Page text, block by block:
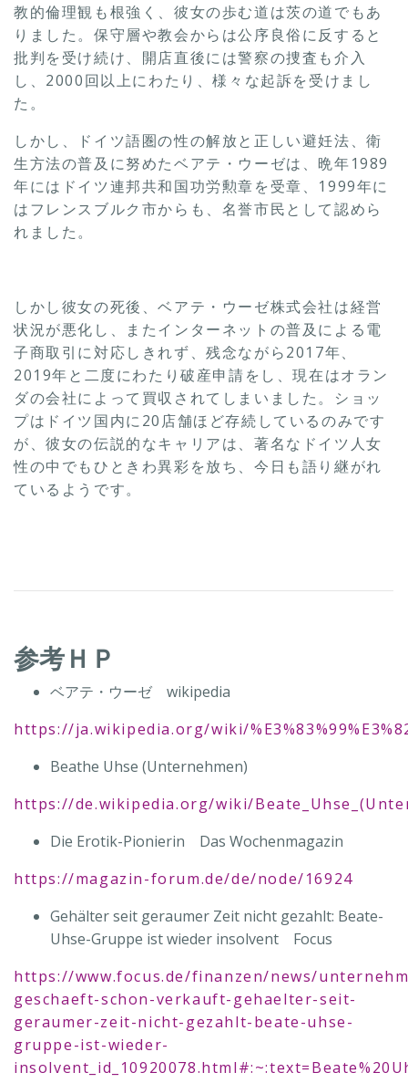
教的倫理観も根強く、彼女の歩む道は茨の道でもあ
りました。保守層や教会からは公序良俗に反すると
批判を受け続け、開店直後には警察の捜査も介入
し、2000回以上にわたり、様々な起訴を受けまし
た。
しかし、ドイツ語圏の性の解放と正しい避妊法、衛
生方法の普及に努めたベアテ・ウーゼは、晩年1989
年にはドイツ連邦共和国功労勲章を受章、1999年に
はフレンスブルク市からも、名誉市民として認めら
れました。
しかし彼女の死後、ベアテ・ウーゼ株式会社は経営
状況が悪化し、またインターネットの普及による電
子商取引に対応しきれず、残念ながら2017年、
2019年と二度にわたり破産申請をし、現在はオラン
ダの会社によって買収されてしまいました。ショッ
プはドイツ国内に20店舗ほど存続しているのみです
が、彼女の伝説的なキャリアは、著名なドイツ人女
性の中でもひときわ異彩を放ち、今日も語り継がれ
ているようです。
参考ＨＰ
ベアテ・ウーゼ wikipedia
https://ja.wikipedia.org/wiki/
Beathe Uhse (Unternehmen)
https://de.wikipedia.org/wiki/
Die Erotik-Pionierin Das Wochenmagazin
https://magazin-forum.de/de/node/16924
Gehälter seit geraumer Zeit nicht gezahlt: Beate-
Uhse-Gruppe ist wieder insolvent Focus
https://www.focus.de/finanzen/news/
geschaeft-schon-verkauft-gehaelter-seit-
geraumer-zeit-nicht-gezahlt-beate-uhse-
gruppe-ist-wieder-